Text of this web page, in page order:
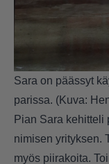
Sara on päässyt
parissa. (Kuva:
Pian Sara
nimisen yrityksen.
myös piirakoita.